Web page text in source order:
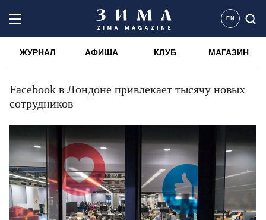
EN
ЖУРНАЛ АФИША КЛУБ МАГАЗИН
Facebook в Лондоне привлекает тысячу новых
сотрудников